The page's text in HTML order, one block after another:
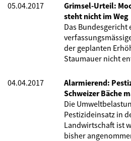
05.04.2017
Grimsel-Urteil:
steht nicht im Weg
Das Bundesgericht
der geplanten
Staumauer nicht
04.04.2017
Alarmierend:
Schweizer Bäche
Die
Pestizideinsatz in
Landwirtschaft ist
bisher